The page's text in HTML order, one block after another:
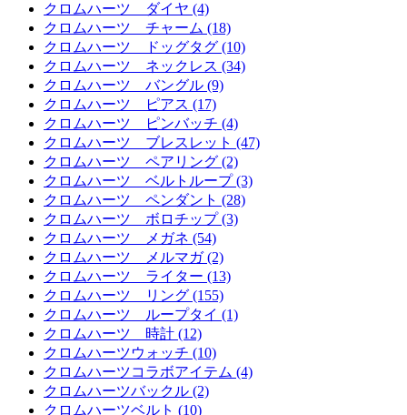
クロムハーツ ダイヤ (4)
クロムハーツ チャーム (18)
クロムハーツ ドッグタグ (10)
クロムハーツ ネックレス (34)
クロムハーツ バングル (9)
クロムハーツ ピアス (17)
クロムハーツ ピンバッチ (4)
クロムハーツ ブレスレット (47)
クロムハーツ ペアリング (2)
クロムハーツ ベルトループ (3)
クロムハーツ ペンダント (28)
クロムハーツ ボロチップ (3)
クロムハーツ メガネ (54)
クロムハーツ メルマガ (2)
クロムハーツ ライター (13)
クロムハーツ リング (155)
クロムハーツ ループタイ (1)
クロムハーツ 時計 (12)
クロムハーツウォッチ (10)
クロムハーツコラボアイテム (4)
クロムハーツバックル (2)
クロムハーツベルト (10)